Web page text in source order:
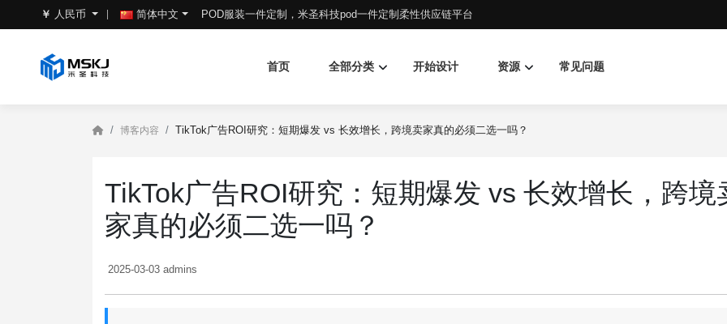
￥ 人民币 简体中文 POD服装一件定制，米圣科技pod一件定制柔性供应链平台
首页 全部分类 开始设计 资源 常见问题
博客内容 TikTok广告ROI研究：短期爆发 vs 长效增长，跨境卖家真的必须二选一吗？
TikTok广告ROI研究：短期爆发 vs 长效增长，跨境
家真的必须二选一吗？
2025-03-03 admins